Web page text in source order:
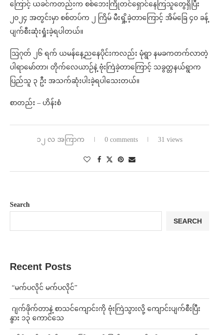
ကြောင့် ယခင်ကတည်းက စစ်ဘေးကြိုတင်ရှောင်နေကြသူတွေရှိပြီး
၂၀၂၄ အတွင်းမှာ စစ်တပ်က ၂ ကြိမ် မီးရှို့ခဲ့တာကြောင့် အိမ်ခြေ ၄၀ ခန့်
ပျက်စီးဆုံးရှုံးခဲ့ရပါတယ်။
ဩဂုတ် ၂၆ ရက် ယမန်နေ့ညနေပိုင်းကလည်း မုံရွာ နမခကတက်လာတဲ့
ပါရာမော်တာ၊ တိုက်လေယာဉ်နဲ့ ဗုံးကြဲခဲ့တာကြောင့် သခွတ္တနယ်ရွာက
ပြည်သူ ၃ ဦး အသက်ဆုံးပါးခဲ့ရပါသေးတယ်။
စာတည်း – ဟိန်းစံ
၁၂ လ အကြာက 0 comments 31 views
Search
SEARCH
Recent Posts
⁨ ⁨“မက်ပလိုင် မက်ပလိုင်”
⁨⁩ ⁨ဂျက်ဖိုက်တာနဲ့ စာသင်ကျောင်းကို ဗုံးကြဲသွားလို့ ကျောင်းပျက်စီးပြီး
နွား ၁၃ ကောင်သေ